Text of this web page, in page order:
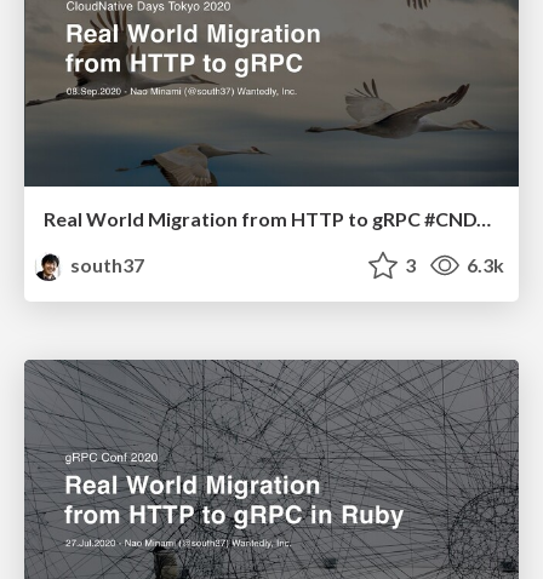
Real World Migration from HTTP to gRPC #CNDT2020
south37
3 6.3k